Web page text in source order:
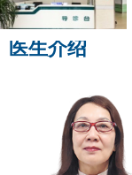
医生介绍